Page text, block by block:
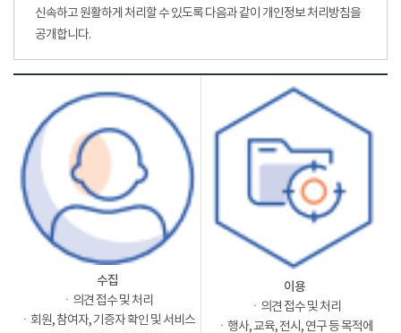
신속하고 원활하게 처리할 수 있도록 다음과 같이 개인정보 처리방침을
공개합니다.
수집
ㆍ의견 접수 및 처리
ㆍ회원, 참여자, 기증자 확인 및 서비스
이용
ㆍ의견 접수 및 처리
ㆍ행사, 교육, 전시, 연구 등 목적에